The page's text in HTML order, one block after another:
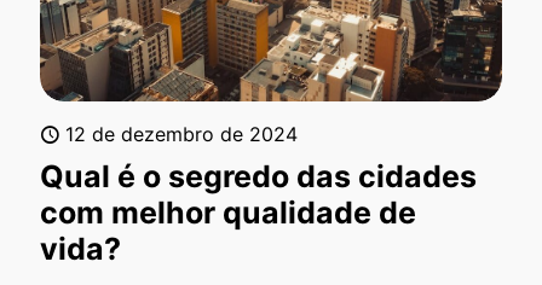
12 de dezembro de 2024
Qual é o segredo das cidades
com melhor qualidade de
vida?